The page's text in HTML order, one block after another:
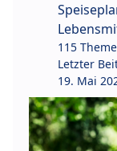
115
Letzter
19. Mai